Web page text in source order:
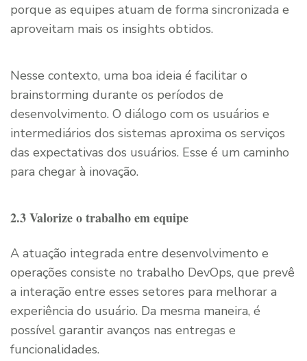
porque as equipes atuam de forma sincronizada e
aproveitam mais os insights obtidos.
Nesse contexto, uma boa ideia é facilitar o
brainstorming durante os períodos de
desenvolvimento. O diálogo com os usuários e
intermediários dos sistemas aproxima os serviços
das expectativas dos usuários. Esse é um caminho
para chegar à inovação.
2.3 Valorize o trabalho em equipe
A atuação integrada entre desenvolvimento e
operações consiste no trabalho DevOps, que prevê
a interação entre esses setores para melhorar a
experiência do usuário. Da mesma maneira, é
possível garantir avanços nas entregas e
funcionalidades.